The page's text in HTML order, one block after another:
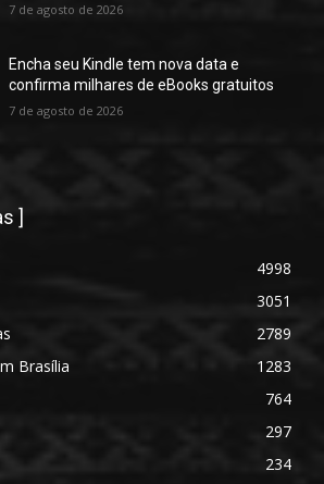
7 de agosto de 2026
Encha seu Kindle tem nova data e
confirma milhares de eBooks gratuitos
7 de agosto de 2026
]
4998
3051
2789
Brasília
1283
764
297
234